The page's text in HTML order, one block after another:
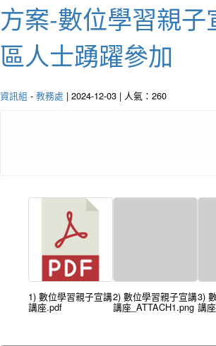
方案-數位學習親
區人士踴躍參加
資訊組 - 教務處 | 2024-12-03 | 人氣：260
1) 數位學習親子宣講
講座.pdf
2) 數位學習親子宣講
講座_ATTACH1.png
3)
講